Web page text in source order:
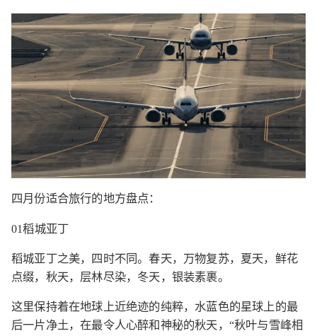
四月份适合旅行的地方盘点：
01稻城亚丁
稻城亚丁之美，四时不同。春天，万物复苏，夏天，鲜花
点缀，秋天，层林尽染，冬天，银装素裹。
这里保持着在地球上近绝迹的纯粹，水蓝色的星球上的最
后一片净土，在最令人心醉和神秘的秋天，“秋叶与雪峰相